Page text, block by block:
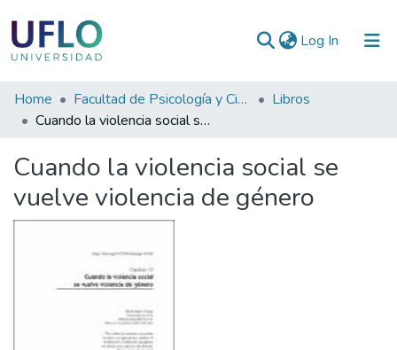
Log In (current)
Communities
&
All of RIUFLO
Statistics
Home Facultad de Psicología y Ciencias Sociales
Libros
Cuando la violencia social se vuelve violencia de género
Cuando la violencia social se
vuelve violencia de género